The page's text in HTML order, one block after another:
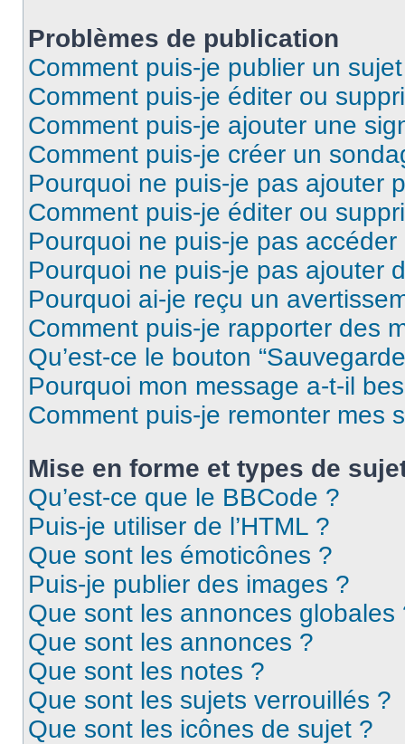
Problèmes de publication
Comment puis-je publier un
Comment puis-je éditer ou
Comment puis-je ajouter une
Comment puis-je créer un
Pourquoi ne puis-je pas ajouter
Comment puis-je éditer ou
Pourquoi ne puis-je pas
Pourquoi ne puis-je pas ajouter
Pourquoi ai-je reçu un
Comment puis-je rapporter des
Qu’est-ce le bouton
Pourquoi mon message a-t-il
Comment puis-je remonter mes
Mise en forme et types de
Qu’est-ce que le BBCode ?
Puis-je utiliser de l’HTML ?
Que sont les émoticônes ?
Puis-je publier des images ?
Que sont les annonces globales
Que sont les annonces ?
Que sont les notes ?
Que sont les sujets verrouillés ?
Que sont les icônes de sujet ?